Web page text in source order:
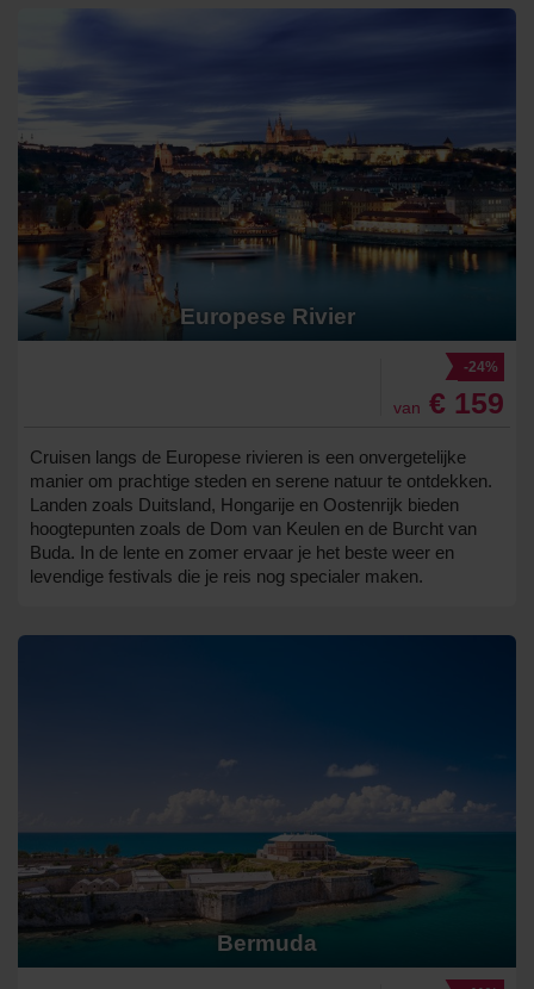
Europese Rivier
-24%
van € 159
Cruisen langs de Europese rivieren is een onvergetelijke
manier om prachtige steden en serene natuur te ontdekken.
Landen zoals Duitsland, Hongarije en Oostenrijk bieden
hoogtepunten zoals de Dom van Keulen en de Burcht van
Buda. In de lente en zomer ervaar je het beste weer en
levendige festivals die je reis nog specialer maken.
Bermuda